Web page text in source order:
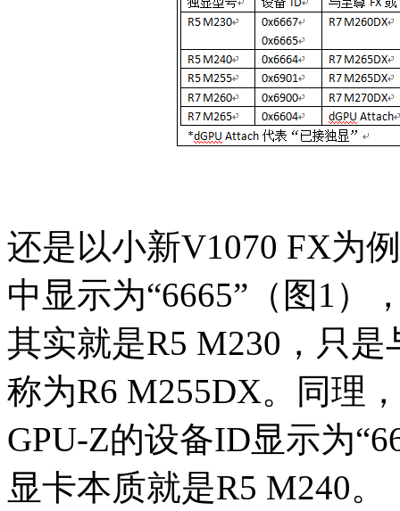
还是以小新V1070 FX为
中显示为“6665”（图1）
其实就是R5 M230，只
称为R6 M255DX。同理
GPU-Z的设备ID显示为
显卡本质就是R5 M240。